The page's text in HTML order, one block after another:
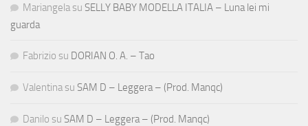
Mariangela su SELLY BABY MODELLA ITALIA – Luna lei mi
guarda
Fabrizio su DORIAN O. A. – Tao
Valentina su SAM D – Leggera – (Prod. Manqc)
Danilo su SAM D – Leggera – (Prod. Manqc)